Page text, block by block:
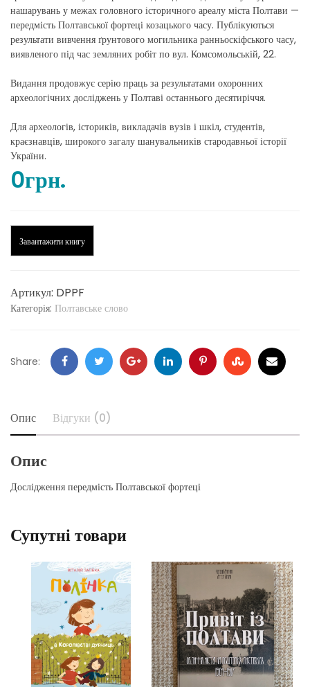
нашарувань у межах головного історичного ареалу міста Полтави —
передмість Полтавської фортеці козацького часу. Публікуються
результати вивчення ґрунтового могильника ранньоскіфського часу,
виявленого під час земляних робіт по вул. Комсомольській, 22.
Видання продовжує серію праць за результатами охоронних
археологічних досліджень у Полтаві останнього десятиріччя.
Для археологів, істориків, викладачів вузів і шкіл, студентів,
краєзнавців, широкого загалу шанувальників стародавньої історії
України.
0грн.
Завантажити книгу
Артикул: DPPF
Категорія: Полтавське слово
Share: FacebookTwitter GoogleLinkedInPinterestStumbleupon
Email
Опис Відгуки (0)
Опис
Дослідження передмість Полтавської фортеці
Супутні товари